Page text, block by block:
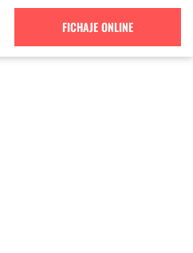
FICHAJE ONLINE